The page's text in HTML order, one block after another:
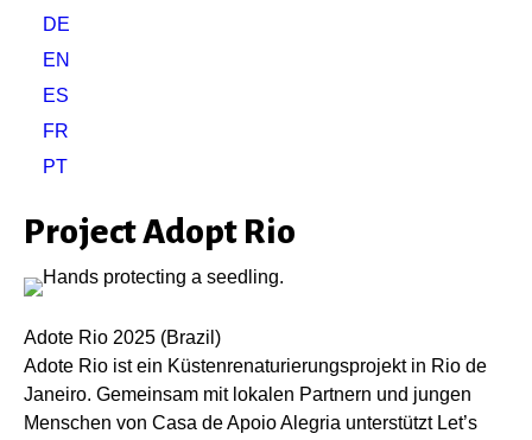
DE
EN
ES
FR
PT
Project Adopt Rio
Adote Rio 2025 (Brazil)
Adote Rio ist ein Küstenrenaturierungsprojekt in Rio de
Janeiro. Gemeinsam mit lokalen Partnern und jungen
Menschen von Casa de Apoio Alegria unterstützt Let’s